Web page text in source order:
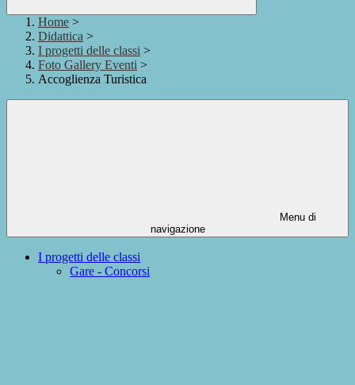
Home >
Didattica >
I progetti delle classi >
Foto Gallery Eventi >
Accoglienza Turistica
Menu di
navigazione
I progetti delle classi
Gare - Concorsi